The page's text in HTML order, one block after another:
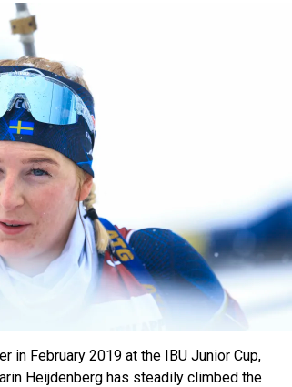
in February 2019 at the IBU Junior Cup,
Heijdenberg has steadily climbed the